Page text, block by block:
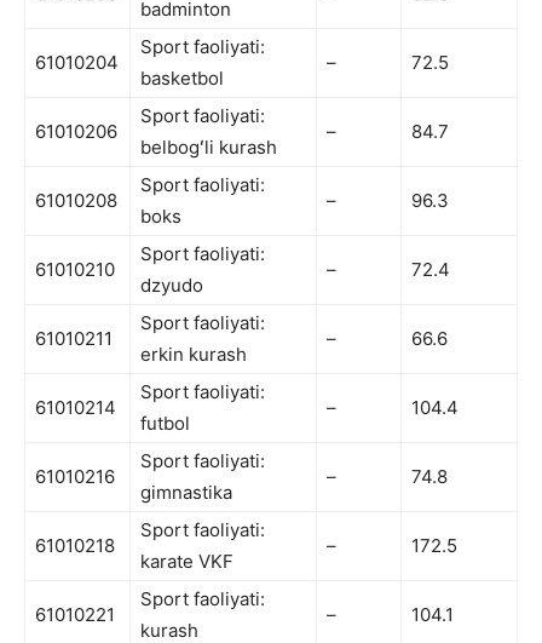
badminton
61010204
Sport faoliyati:
basketbol
– 72.5
61010206
Sport faoliyati:
belbogʻli kurash
– 84.7
61010208
Sport faoliyati:
boks
– 96.3
61010210
Sport faoliyati:
dzyudo
– 72.4
61010211
Sport faoliyati:
erkin kurash
– 66.6
61010214
Sport faoliyati:
futbol
– 104.4
61010216
Sport faoliyati:
gimnastika
– 74.8
61010218
Sport faoliyati:
karate VKF
– 172.5
61010221
Sport faoliyati:
kurash
– 104.1